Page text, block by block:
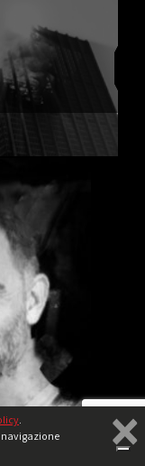
.
navigazione
×